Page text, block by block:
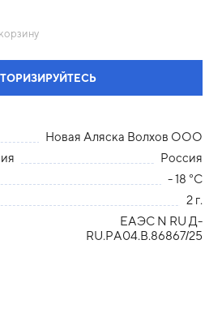
Новая Аляска Волхов ООО
Россия
- 18 °С
2 г.
ЕАЭС N RU Д-
RU.РА04.В.86867/25